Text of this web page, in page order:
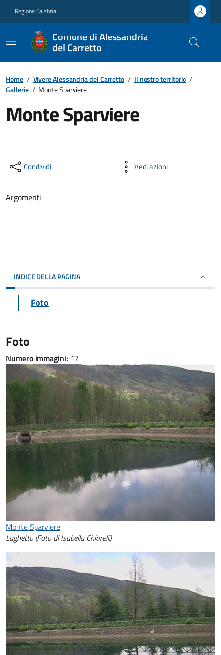
Regione Calabria
Comune di Alessandria
del Carretto
Home / Vivere Alessandria del Carretto / Il nostro territorio /
Gallerie / Monte Sparviere
Monte Sparviere
Condividi Vedi azioni
Argomenti
INDICE DELLA PAGINA
Foto
Foto
Numero immagini: 17
Monte Sparviere
Laghetto (Foto di Isabella Chiarelli)